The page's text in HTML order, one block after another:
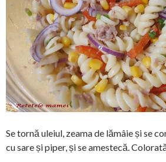
Se tornă uleiul, zeama de lămâie și se
cu sare și piper, și se amestecă.